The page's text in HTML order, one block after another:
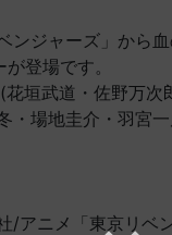
ンジャーズ」から
登場です。
垣武道・佐野万次
・場地圭介・羽宮一
/アニメ「東京リベ